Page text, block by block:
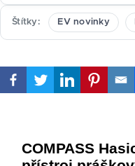
Štítky EV novinky